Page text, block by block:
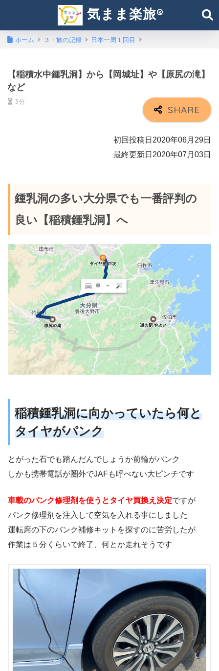
気まま楽旅®︎
ホーム ３・旅の記録 日本一周１回目
【稲積水中鍾乳洞】から【岡城址】や【原尻の滝】
など
3分
初回投稿日2020年06月29日
最終更新日2020年07月03日
鍾乳洞の多い大分県でも一番評判の
良い【稲積鍾乳洞】へ
稲積鍾乳洞に向かっていたら何と
タイヤがパンク
とがった石でも踏んだんでしょうか前輪がパンク
しかも携帯電話が圏外でJAFも呼べない大ピンチです
車載のパンク修理剤を使うとタイヤ買換え決定ですが
パンク修理剤を注入して空気を入れる事にしました
運転席の下のパンク補修キットを探すのに苦労したが
作業は５分くらいで終了、何とか走れそうです